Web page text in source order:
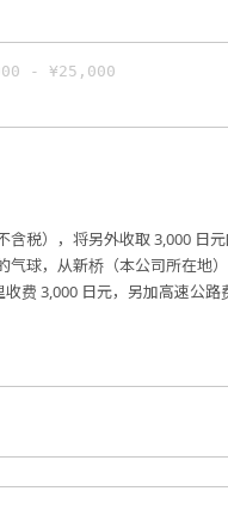
税），将另外收取 3,000 日元
球，从新桥（本公司所在地
费 3,000 日元，另加高速公路